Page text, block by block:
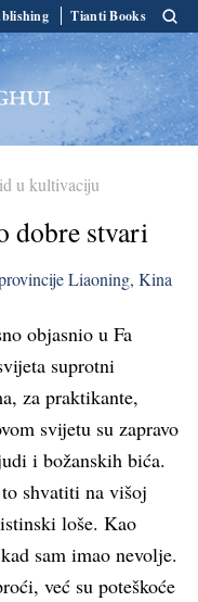
Tianti Books
u kultivaciju
dobre stvari
Liaoning, Kina
objasnio u Fa
suprotni
za praktikante,
svijetu su zapravo
i božanskih bića.
shvatiti na višoj
loše. Kao
sam imao nevolje.
već su poteškoće